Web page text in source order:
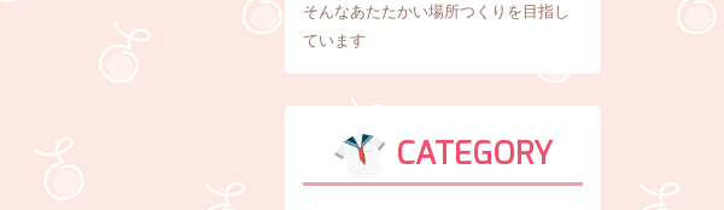
そんなあたたかい場所つくりを目指し
ています
CATEGORY